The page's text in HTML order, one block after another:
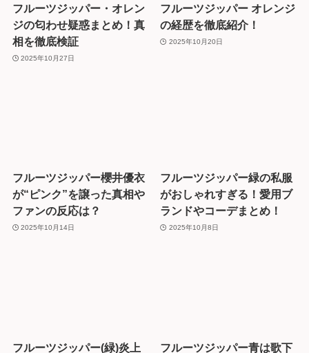
フルーツジッパー・オレン
ジの匂わせ疑惑まとめ！真
相を徹底検証
2025年10月27日
フルーツジッパー オレンジ
の経歴を徹底紹介！
2025年10月20日
フルーツジッパー櫻井優衣
が“ピンク”を譲った真相や
ファンの反応は？
2025年10月14日
フルーツジッパー緑の私服
がおしゃれすぎる！愛用ブ
ランドやコーデまとめ！
2025年10月8日
フルーツジッパー(緑)炎上
フルーツジッパー青は歌下